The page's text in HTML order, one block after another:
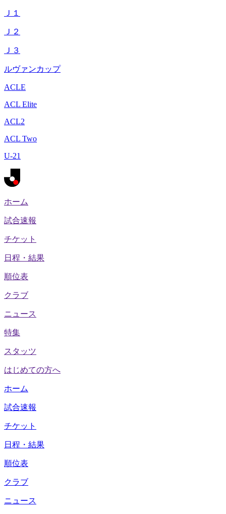
Ｊ１
Ｊ２
Ｊ３
ルヴァンカップ
ACLE
ACL Elite
ACL2
ACL Two
U-21
ホーム
試合速報
チケット
日程・結果
順位表
クラブ
ニュース
特集
スタッツ
はじめての方へ
ホーム
試合速報
チケット
日程・結果
順位表
クラブ
ニュース